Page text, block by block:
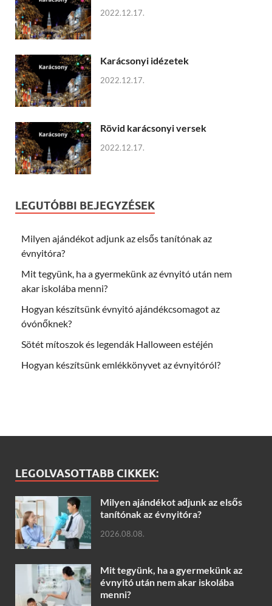
2022.12.17.
Karácsonyi idézetek
2022.12.17.
Rövid karácsonyi versek
2022.12.17.
LEGUTÓBBI BEJEGYZÉSEK
Milyen ajándékot adjunk az elsős tanítónak az
évnyitóra?
Mit tegyünk, ha a gyermekünk az évnyitó után nem
akar iskolába menni?
Hogyan készítsünk évnyitó ajándékcsomagot az
óvónőknek?
Sötét mítoszok és legendák Halloween estéjén
Hogyan készítsünk emlékkönyvet az évnyitóról?
LEGOLVASOTTABB CIKKEK:
Milyen ajándékot adjunk az elsős
tanítónak az évnyitóra?
2026.08.08.
Mit tegyünk, ha a gyermekünk az
évnyitó után nem akar iskolába
menni?